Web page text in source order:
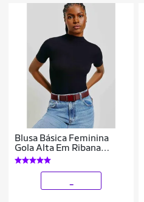
Blusa Básica Feminina
Gola Alta Em Ribana
Canelada - Laranja XXG